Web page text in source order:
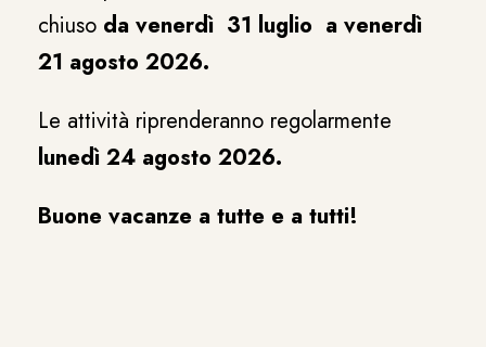
chiuso da venerdì 31 luglio a venerdì
21 agosto 2026.
Le attività riprenderanno regolarmente
lunedì 24 agosto 2026.
Buone vacanze a tutte e a tutti!